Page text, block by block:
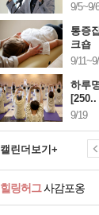
9/5~9/6
통증
크숍
9/
하루
[250..
9/19
캘린더보기+
힐링허그사감포옹